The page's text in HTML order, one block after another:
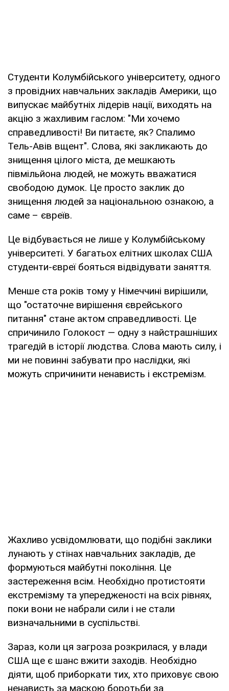
Студенти Колумбійського університету, одного
з провідних навчальних закладів Америки, що
випускає майбутніх лідерів нації, виходять на
акцію з жахливим гаслом: "Ми хочемо
справедливості! Ви питаєте, як? Спалимо
Тель-Авів вщент". Слова, які закликають до
знищення цілого міста, де мешкають
півмільйона людей, не можуть вважатися
свободою думок. Це просто заклик до
знищення людей за національною ознакою, а
саме – євреїв.
Це відбувається не лише у Колумбійському
університеті. У багатьох елітних школах США
студенти-євреї бояться відвідувати заняття.
Менше ста років тому у Німеччині вирішили,
що "остаточне вирішення єврейського
питання" стане актом справедливості. Це
спричинило Голокост — одну з найстрашніших
трагедій в історії людства. Слова мають силу, і
ми не повинні забувати про наслідки, які
можуть спричинити ненависть і екстремізм.
Жахливо усвідомлювати, що подібні заклики
лунають у стінах навчальних закладів, де
формуються майбутні покоління. Це
застереження всім. Необхідно протистояти
екстремізму та упередженості на всіх рівнях,
поки вони не набрали сили і не стали
визначальними в суспільстві.
Зараз, коли ця загроза розкрилася, у влади
США ще є шанс вжити заходів. Необхідно
діяти, щоб приборкати тих, хто приховує свою
ненависть за маскою боротьби за